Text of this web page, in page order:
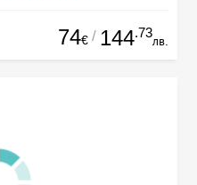
74€ / 144.73
лв.